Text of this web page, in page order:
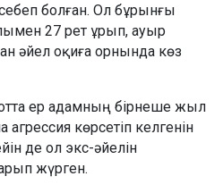
болған. Ол бұрынғы
27 рет ұрып, ауыр
әйел оқиға орнында көз
ер адамның бірнеше жыл
көрсетіп келгенін
де ол экс-әйелін
жүрген.